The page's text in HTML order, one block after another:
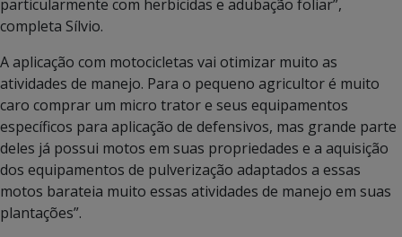
particularmente com herbicidas e adubação foliar”,
completa Sílvio.
A aplicação com motocicletas vai otimizar muito as
atividades de manejo. Para o pequeno agricultor é muito
caro comprar um micro trator e seus equipamentos
específicos para aplicação de defensivos, mas grande parte
deles já possui motos em suas propriedades e a aquisição
dos equipamentos de pulverização adaptados a essas
motos barateia muito essas atividades de manejo em suas
plantações”.